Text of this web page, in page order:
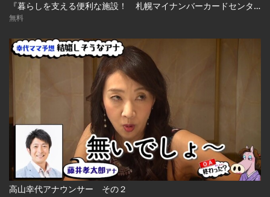
『暮らしを支える便利な施設！ 札幌マイナンバーカードセンター』
無料
高山幸代アナウンサー その２